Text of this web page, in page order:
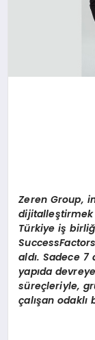
Zeren Group,
dijitalleştirmek
Türkiye iş
aldı. Sadece
yapıda
süreçleriyle,
çalışan odaklı